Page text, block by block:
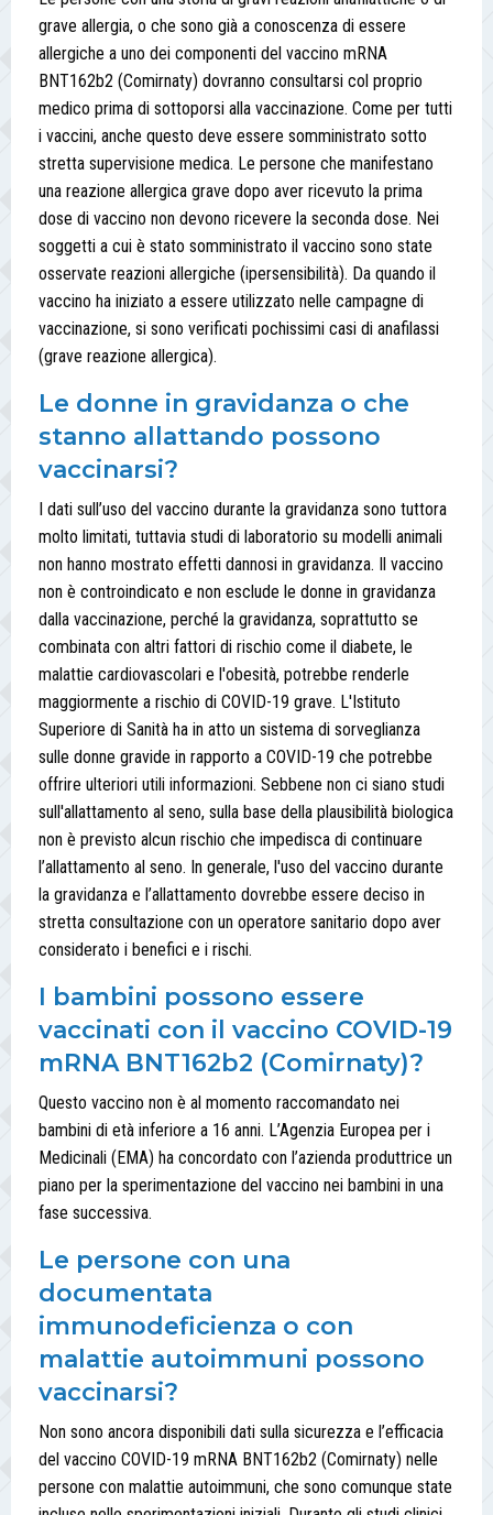
grave allergia, o che sono già a conoscenza di essere
allergiche a uno dei componenti del vaccino mRNA
BNT162b2 (Comirnaty) dovranno consultarsi col proprio
medico prima di sottoporsi alla vaccinazione. Come per tutti
i vaccini, anche questo deve essere somministrato sotto
stretta supervisione medica. Le persone che manifestano
una reazione allergica grave dopo aver ricevuto la prima
dose di vaccino non devono ricevere la seconda dose. Nei
soggetti a cui è stato somministrato il vaccino sono state
osservate reazioni allergiche (ipersensibilità). Da quando il
vaccino ha iniziato a essere utilizzato nelle campagne di
vaccinazione, si sono verificati pochissimi casi di anafilassi
(grave reazione allergica).
Le donne in gravidanza o che
stanno allattando possono
vaccinarsi?
I dati sull’uso del vaccino durante la gravidanza sono tuttora
molto limitati, tuttavia studi di laboratorio su modelli animali
non hanno mostrato effetti dannosi in gravidanza. Il vaccino
non è controindicato e non esclude le donne in gravidanza
dalla vaccinazione, perché la gravidanza, soprattutto se
combinata con altri fattori di rischio come il diabete, le
malattie cardiovascolari e l'obesità, potrebbe renderle
maggiormente a rischio di COVID-19 grave. L'Istituto
Superiore di Sanità ha in atto un sistema di sorveglianza
sulle donne gravide in rapporto a COVID-19 che potrebbe
offrire ulteriori utili informazioni. Sebbene non ci siano studi
sull'allattamento al seno, sulla base della plausibilità biologica
non è previsto alcun rischio che impedisca di continuare
l’allattamento al seno. In generale, l'uso del vaccino durante
la gravidanza e l’allattamento dovrebbe essere deciso in
stretta consultazione con un operatore sanitario dopo aver
considerato i benefici e i rischi.
I bambini possono essere
vaccinati con il vaccino COVID-19
mRNA BNT162b2 (Comirnaty)?
Questo vaccino non è al momento raccomandato nei
bambini di età inferiore a 16 anni. L’Agenzia Europea per i
Medicinali (EMA) ha concordato con l’azienda produttrice un
piano per la sperimentazione del vaccino nei bambini in una
fase successiva.
Le persone con una
documentata
immunodeficienza o con
malattie autoimmuni possono
vaccinarsi?
Non sono ancora disponibili dati sulla sicurezza e l’efficacia
del vaccino COVID-19 mRNA BNT162b2 (Comirnaty) nelle
persone con malattie autoimmuni, che sono comunque state